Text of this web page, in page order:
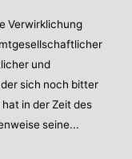
Verwirklichung
und
sich noch bitter
in der Zeit des
seine...